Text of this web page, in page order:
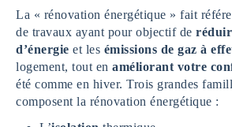
La « rénovation énergétique » fait
de travaux ayant pour objectif de
d’énergie et les émissions de gaz à
logement, tout en améliorant votre
été comme en hiver. Trois grandes
composent la rénovation énergétique :